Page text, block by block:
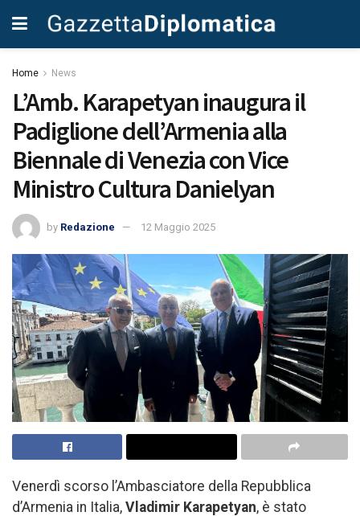
Home News
L’Amb. Karapetyan inaugura il
Padiglione dell’Armenia alla
Biennale di Venezia con Vice
Ministro Cultura Danielyan
by Redazione 12 Maggio 2025
Venerdì scorso l’Ambasciatore della Repubblica
d’Armenia in Italia, Vladimir Karapetyan, è stato